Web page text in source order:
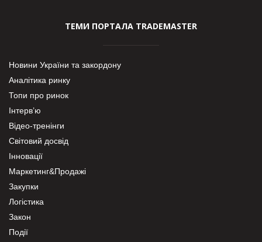
ТЕМИ ПОРТАЛА TRADEMASTER
Новини України та закордону
Аналітика ринку
Топи про ринок
Інтерв’ю
Відео-тренінги
Світовий досвід
Інновації
Маркетинг&Продажі
Закупки
Логістика
Закон
Події